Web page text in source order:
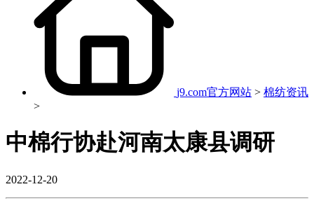
j9.com官方网站 > 棉纺资讯
>
中棉行协赴河南太康县调研
2022-12-20